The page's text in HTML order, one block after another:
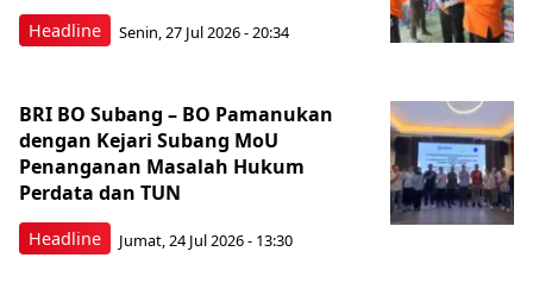
Headline Senin, 27 Jul 2026 - 20:34
Headline
BRI BO Subang – BO Pamanukan
dengan Kejari Subang MoU
Penanganan Masalah Hukum
Perdata dan TUN
Jumat, 24 Jul 2026 - 13:30